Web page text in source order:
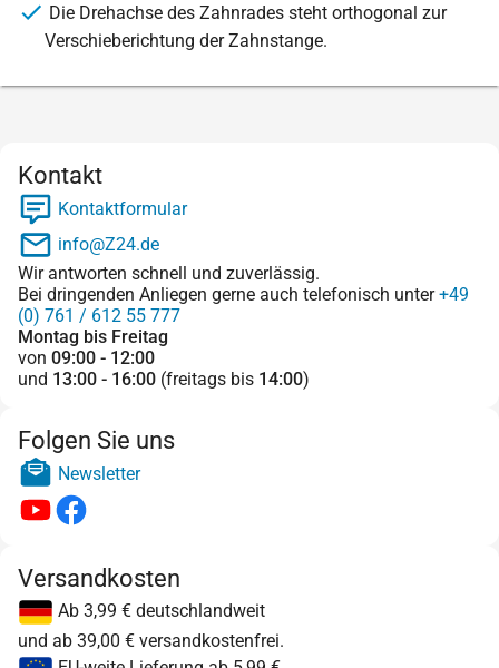
Die Drehachse des Zahnrades steht orthogonal zur
Verschieberichtung der Zahnstange.
Kontakt
Kontaktformular
info@Z24.de
Wir antworten schnell und zuverlässig.
Bei dringenden Anliegen gerne auch telefonisch unter+49
(0) 761 / 612 55 777
Montag bis Freitag
von 09:00 - 12:00
und 13:00 - 16:00 (freitags bis 14:00)
Folgen Sie uns
Newsletter
Versandkosten
Ab 3,99 € deutschlandweit
und ab 39,00 € versandkostenfrei.